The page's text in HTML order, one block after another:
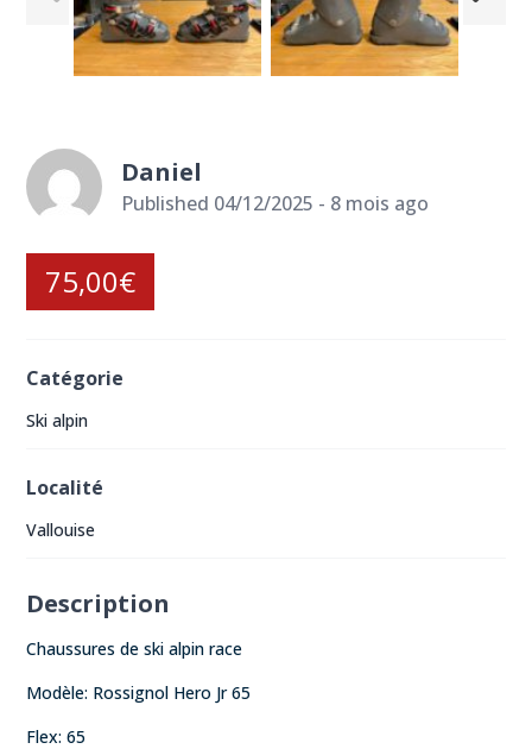
Daniel
Published 04/12/2025 - 8 mois ago
75,00€
Catégorie
Ski alpin
Localité
Vallouise
Description
Chaussures de ski alpin race
Modèle: Rossignol Hero Jr 65
Flex: 65